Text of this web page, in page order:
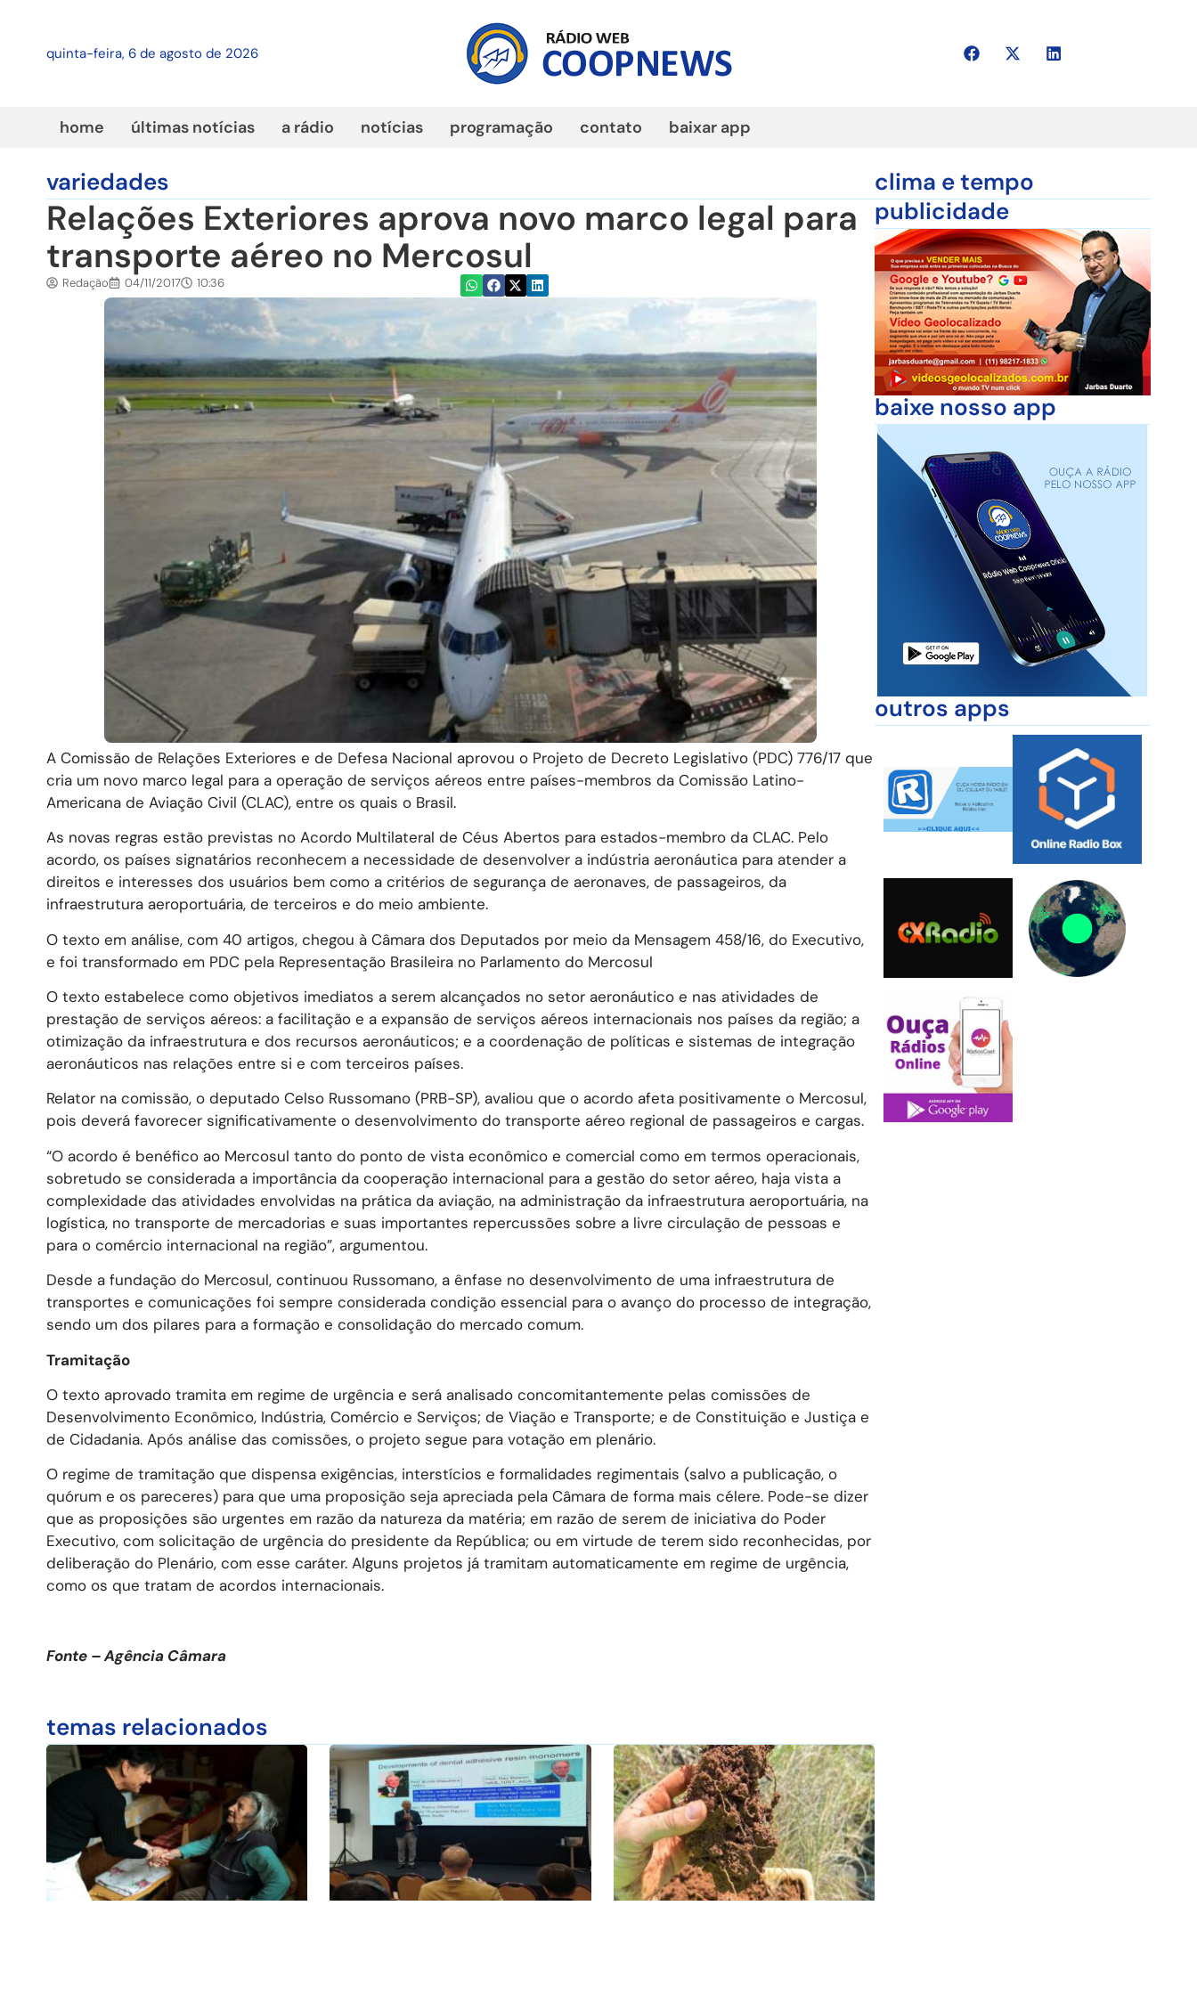
quinta-feira, 6 de agosto de 2026
home últimas notícias a rádio notícias programação contato baixar app
variedades
Relações Exteriores aprova novo marco legal para
transporte aéreo no Mercosul
Redação 04/11/2017 10:36
A Comissão de Relações Exteriores e de Defesa Nacional aprovou o Projeto de Decreto Legislativo (PDC) 776/17 que
cria um novo marco legal para a operação de serviços aéreos entre países-membros da Comissão Latino-
Americana de Aviação Civil (CLAC), entre os quais o Brasil.
As novas regras estão previstas no Acordo Multilateral de Céus Abertos para estados-membro da CLAC. Pelo
acordo, os países signatários reconhecem a necessidade de desenvolver a indústria aeronáutica para atender a
direitos e interesses dos usuários bem como a critérios de segurança de aeronaves, de passageiros, da
infraestrutura aeroportuária, de terceiros e do meio ambiente.
O texto em análise, com 40 artigos, chegou à Câmara dos Deputados por meio da Mensagem 458/16, do Executivo,
e foi transformado em PDC pela Representação Brasileira no Parlamento do Mercosul
O texto estabelece como objetivos imediatos a serem alcançados no setor aeronáutico e nas atividades de
prestação de serviços aéreos: a facilitação e a expansão de serviços aéreos internacionais nos países da região; a
otimização da infraestrutura e dos recursos aeronáuticos; e a coordenação de políticas e sistemas de integração
aeronáuticos nas relações entre si e com terceiros países.
Relator na comissão, o deputado Celso Russomano (PRB-SP), avaliou que o acordo afeta positivamente o Mercosul,
pois deverá favorecer significativamente o desenvolvimento do transporte aéreo regional de passageiros e cargas.
“O acordo é benéfico ao Mercosul tanto do ponto de vista econômico e comercial como em termos operacionais,
sobretudo se considerada a importância da cooperação internacional para a gestão do setor aéreo, haja vista a
complexidade das atividades envolvidas na prática da aviação, na administração da infraestrutura aeroportuária, na
logística, no transporte de mercadorias e suas importantes repercussões sobre a livre circulação de pessoas e
para o comércio internacional na região”, argumentou.
Desde a fundação do Mercosul, continuou Russomano, a ênfase no desenvolvimento de uma infraestrutura de
transportes e comunicações foi sempre considerada condição essencial para o avanço do processo de integração,
sendo um dos pilares para a formação e consolidação do mercado comum.
Tramitação
O texto aprovado tramita em regime de urgência e será analisado concomitantemente pelas comissões de
Desenvolvimento Econômico, Indústria, Comércio e Serviços; de Viação e Transporte; e de Constituição e Justiça e
de Cidadania. Após análise das comissões, o projeto segue para votação em plenário.
O regime de tramitação que dispensa exigências, interstícios e formalidades regimentais (salvo a publicação, o
quórum e os pareceres) para que uma proposição seja apreciada pela Câmara de forma mais célere. Pode-se dizer
que as proposições são urgentes em razão da natureza da matéria; em razão de serem de iniciativa do Poder
Executivo, com solicitação de urgência do presidente da República; ou em virtude de terem sido reconhecidas, por
deliberação do Plenário, com esse caráter. Alguns projetos já tramitam automaticamente em regime de urgência,
como os que tratam de acordos internacionais.
Fonte – Agência Câmara
temas relacionados
clima e tempo
publicidade
baixe nosso app
outros apps